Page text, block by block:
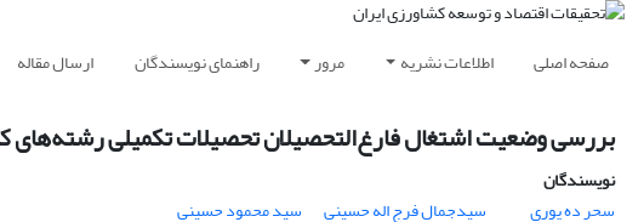
صفحه اصلی اطلاعات نشریه مرور راهنمای نویسندگان ارسال مقاله
بررسی وضعیت اشتغال فارغ‌التحصیلان تحصیلات تکمیلی
نویسندگان
سحر ده یوری
سیدجمال فرج اله حسینی
سید محمود حسینی